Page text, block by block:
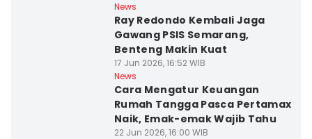
News
Ray Redondo Kembali Jaga
Gawang PSIS Semarang,
Benteng Makin Kuat
17 Jun 2026, 16:52 WIB
News
Cara Mengatur Keuangan
Rumah Tangga Pasca Pertamax
Naik, Emak-emak Wajib Tahu
22 Jun 2026, 16:00 WIB